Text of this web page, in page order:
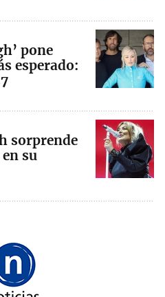
pone
esperado:
sorprende
su